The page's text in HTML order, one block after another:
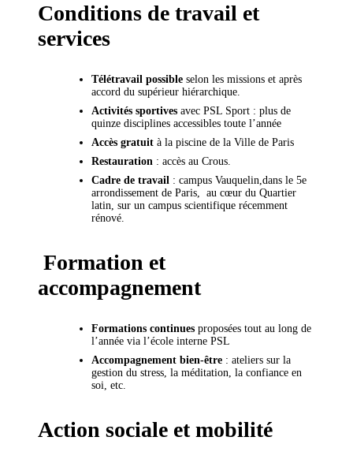
Conditions de travail et
services
Télétravail possible selon les missions et après
accord du supérieur hiérarchique.
Activités sportives avec PSL Sport : plus de
quinze disciplines accessibles toute l’année
Accès gratuit à la piscine de la Ville de Paris
Restauration : accès au Crous.
Cadre de travail : campus Vauquelin,dans le 5e
arrondissement de Paris, au cœur du Quartier
latin, sur un campus scientifique récemment
rénové.
Formation et
accompagnement
Formations continues proposées tout au long de
l’année via l’école interne PSL
Accompagnement bien-être : ateliers sur la
gestion du stress, la méditation, la confiance en
soi, etc.
Action sociale et mobilité